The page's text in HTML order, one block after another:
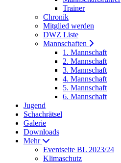
Trainer
Chronik
Mitglied werden
DWZ Liste
Mannschaften
1. Mannschaft
2. Mannschaft
3. Mannschaft
4. Mannschaft
5. Mannschaft
6. Mannschaft
Jugend
Schachrätsel
Galerie
Downloads
Mehr
Eventseite BL 2023/24
Klimaschutz